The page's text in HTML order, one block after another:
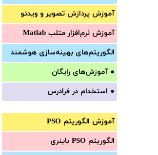
آموزش‌ پردازش تصویر و ویدئو
آموزش‌ نرم‌افزار متلب Matlab
الگوریتم‌های بهینه‌سازی هوشمند
● آموزش‌های رایگان
● استخدام در فرادرس
آموزش الگوریتم PSO
الگوریتم PSO باینری